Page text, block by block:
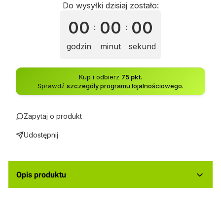
Do wysyłki dzisiaj zostało:
00
godzin
: 00
minut
: 00
sekund
Kup i odbierz 75 pkt.
Sprawdź szczegóły programu lojalnościowego.
Zapytaj o produkt
Udostępnij
Opis produktu